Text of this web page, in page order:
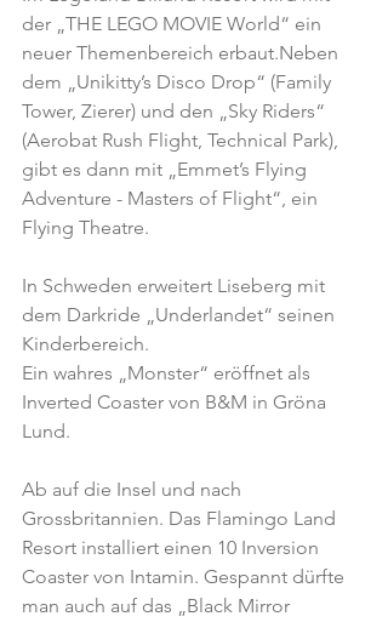
der „THE LEGO MOVIE World“ ein
neuer Themenbereich erbaut.Neben
dem „Unikitty’s Disco Drop“ (Family
Tower, Zierer) und den „Sky Riders“
(Aerobat Rush Flight, Technical Park),
gibt es dann mit „Emmet’s Flying
Adventure - Masters of Flight“, ein
Flying Theatre.
In Schweden erweitert Liseberg mit
dem Darkride „Underlandet“ seinen
Kinderbereich.
Ein wahres „Monster“ eröffnet als
Inverted Coaster von B&M in Gröna
Lund.
Ab auf die Insel und nach
Grossbritannien. Das Flamingo Land
Resort installiert einen 10 Inversion
Coaster von Intamin. Gespannt dürfte
man auch auf das „Black Mirror